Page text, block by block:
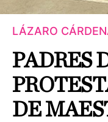
LÁZARO
PADRES
DE